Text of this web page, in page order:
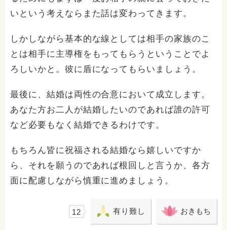
いという考えならまた話は変わってきます。
しかしながら基本的な線としては相手の家族のこ
とは相手に主導権をもってもらうということでよ
ろしいかと。彼に盾になってもらいましょう。
最後に、結婚は両性の合意において成立します。
あなた方お二人が結婚したいのであれば誰の許可
など必要もなく結婚できるわけです。
もちろん皆に祝福される結婚なら嬉しいですか
ら、それを願うのであれば根回しと言うか、各方
面に配慮しながら慎重に進めましょう。
12 有り難し おきもち